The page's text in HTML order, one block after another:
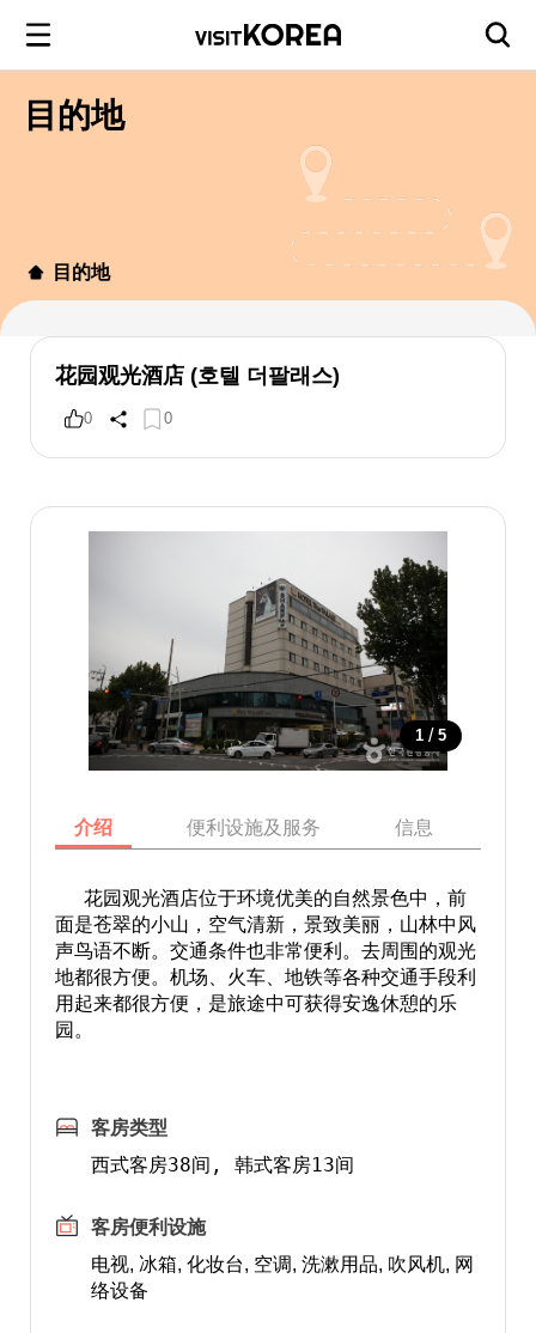
目的地
目的地
花园观光酒店 (호텔 더팔래스)
0 0
1 / 5
介绍 便利设施及服务 信息
花园观光酒店位于环境优美的自然景色中，前
面是苍翠的小山，空气清新，景致美丽，山林中风
声鸟语不断。交通条件也非常便利。去周围的观光
地都很方便。机场、火车、地铁等各种交通手段利
用起来都很方便，是旅途中可获得安逸休憩的乐
园。
客房类型
西式客房38间, 韩式客房13间
客房便利设施
电视, 冰箱, 化妆台, 空调, 洗漱用品, 吹风机, 网
络设备